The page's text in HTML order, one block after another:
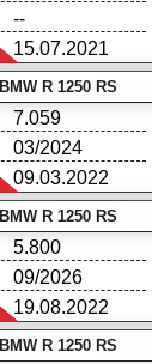
--
15.07.2021
BMW R 1250 RS
7.059
03/2024
09.03.2022
BMW R 1250 RS
5.800
09/2026
19.08.2022
BMW R 1250 RS